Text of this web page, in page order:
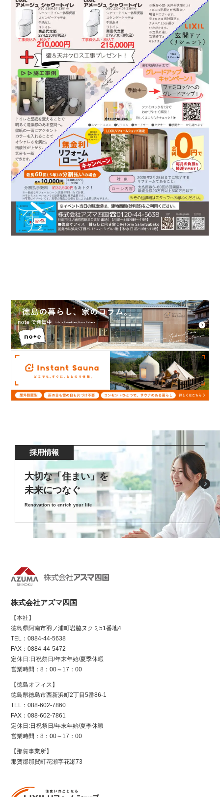
採用情報
大切な「住まい」を
未来につなぐ
Renovation to enrich your life
株式会社アズマ四国
【本社】
徳島県阿南市羽ノ浦町岩脇ヌクミ51番地4
TEL：0884-44-5638
FAX：0884-44-5472
定休日:日祝祭日/年末年始/夏季休暇
営業時間：8：00～17：00
【徳島オフィス】
徳島県徳島市西新浜町2丁目5番86-1
TEL：088-602-7860
FAX：088-602-7861
定休日:日祝祭日/年末年始/夏季休暇
営業時間：8：00～17：00
【那賀事業所】
那賀郡那賀町花瀬字花瀬73